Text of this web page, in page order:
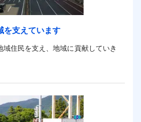
を支えています
域住民を支え、地域に貢献していき